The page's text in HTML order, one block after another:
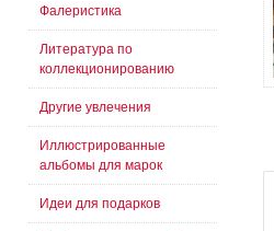
Фалеристика
Литература по
коллекционированию
Другие увлечения
Иллюстрированные
альбомы для марок
Идеи для подарков